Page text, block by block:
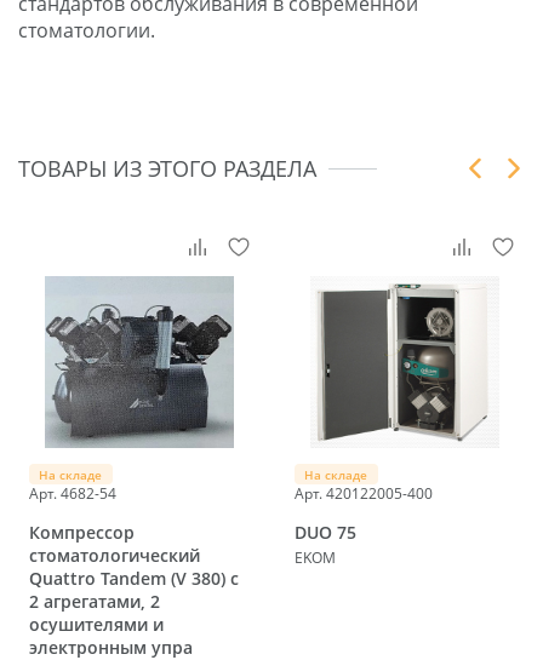
стоматологии.
ТОВАРЫ ИЗ ЭТОГО РАЗДЕЛА
На складе
Арт. 4682-54
Компрессор
стоматологический
Quattro Tandem (V 380) с
2 агрегатами, 2
осушителями и
электронным упра
На складе
Арт. 420122005-400
DUO 75
EKOM